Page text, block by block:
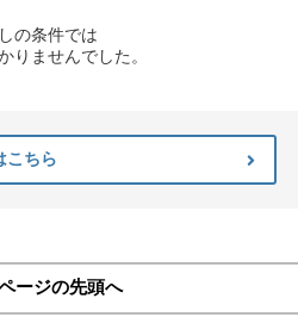
の条件では
りませんでした。
こちら
ージの先頭へ